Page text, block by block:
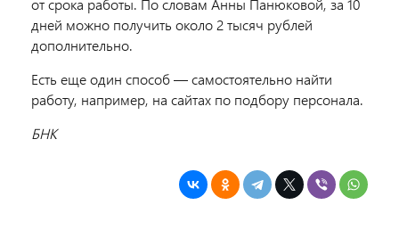
дней можно получить около 2 тысяч рублей
дополнительно.
Есть еще один способ — самостоятельно найти
работу, например, на сайтах по подбору персонала.
БНК